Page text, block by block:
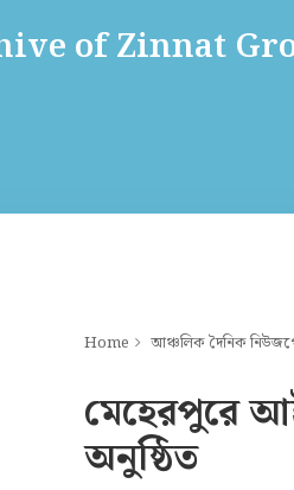
of Zinnat
Home আঞ্চলিক দৈনিক
মেহেরপুরে
অনুষ্ঠিত